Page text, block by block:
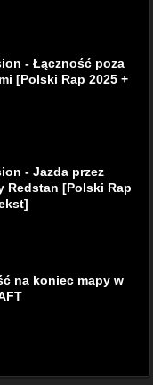
- Łączność poza
[Polski Rap 2025 +
- Jazda przez
Redstan [Polski Rap
na koniec mapy w